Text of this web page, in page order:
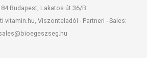
Budapest, Lakatos út 36/B
vitamin.hu, Viszonteladói - Partneri - Sales: